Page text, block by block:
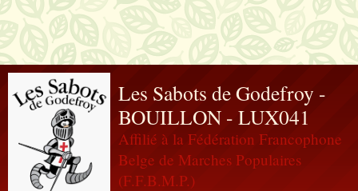
Les Sabots de Godefroy -
BOUILLON - LUX041
Affilié à la Fédération Francophone
Belge de Marches Populaires
(F.F.B.M.P.)